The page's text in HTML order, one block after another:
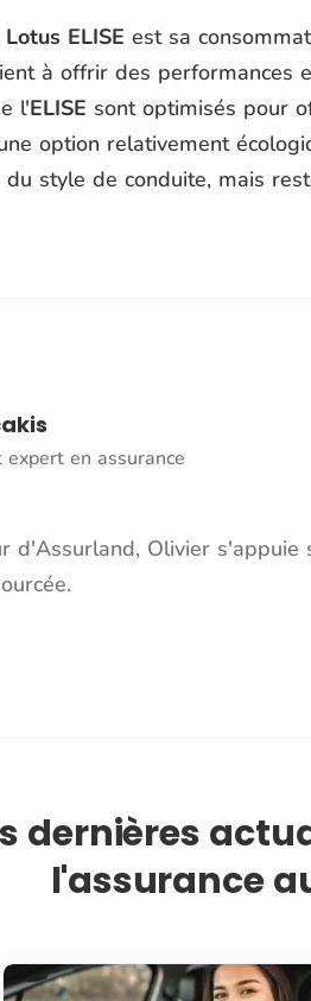
Lotus ELISE est sa
à offrir des performances
l'ELISE sont optimisés pour
option relativement
style de conduite, mais
en assurance
d'Assurland, Olivier
dernières
l'assurance